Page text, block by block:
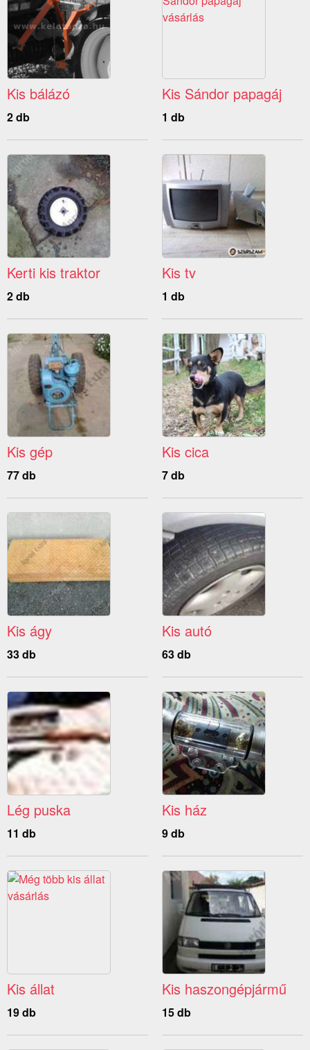
Kis bálázó
2 db
Kis Sándor papagáj
1 db
Kerti kis traktor
2 db
Kis tv
1 db
Kis gép
77 db
Kis cica
7 db
Kis ágy
33 db
Kis autó
63 db
Lég puska
11 db
Kis ház
9 db
Kis állat
19 db
Kis haszongépjármű
15 db